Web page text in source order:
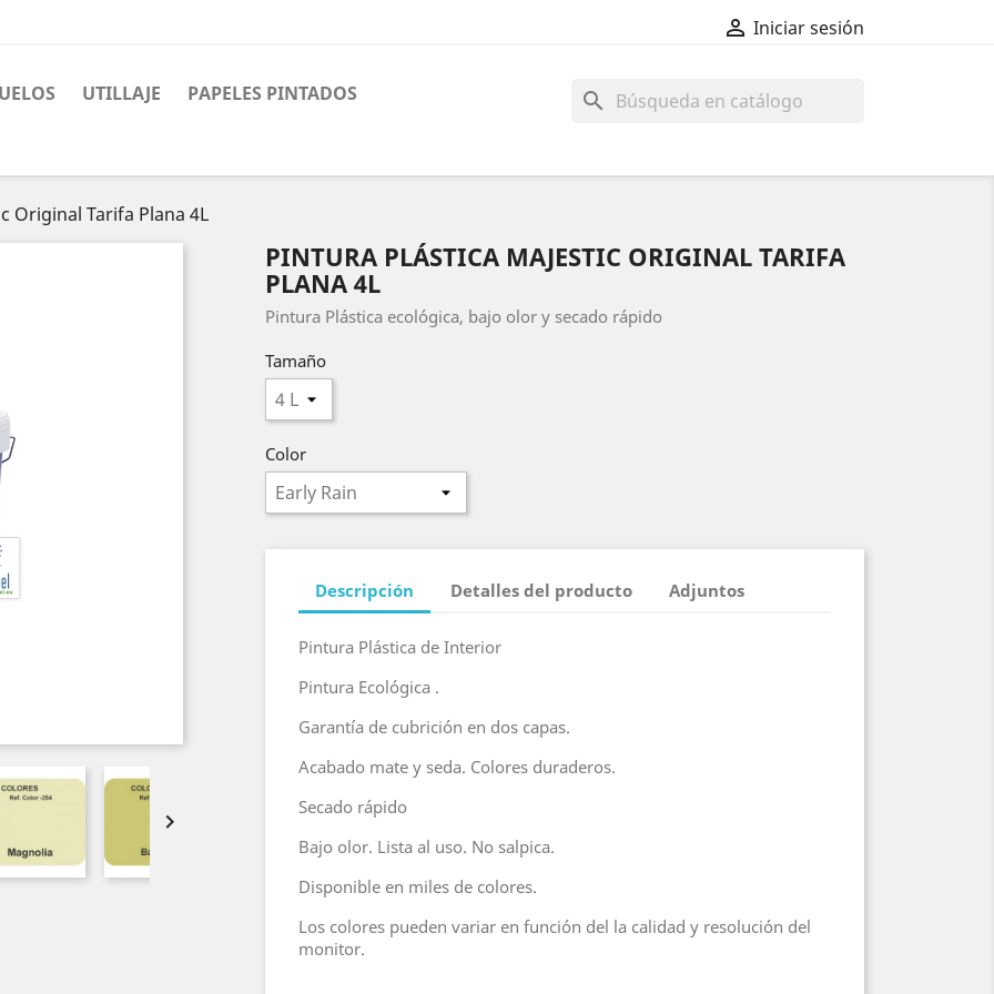
 Iniciar sesión
UTILLAJE PAPELES PINTADOS search
Original Tarifa Plana 4L

PINTURA PLÁSTICA MAJESTIC ORIGINAL TARIFA
PLANA 4L
Pintura Plástica ecológica, bajo olor y secado rápido
Tamaño
Color
Descripción Detalles del producto Adjuntos
Pintura Plástica de Interior
Pintura Ecológica .
Garantía de cubrición en dos capas.
Acabado mate y seda. Colores duraderos.
Secado rápido
Bajo olor. Lista al uso. No salpica.
Disponible en miles de colores.
Los colores pueden variar en función del la calidad y resolución del
monitor.